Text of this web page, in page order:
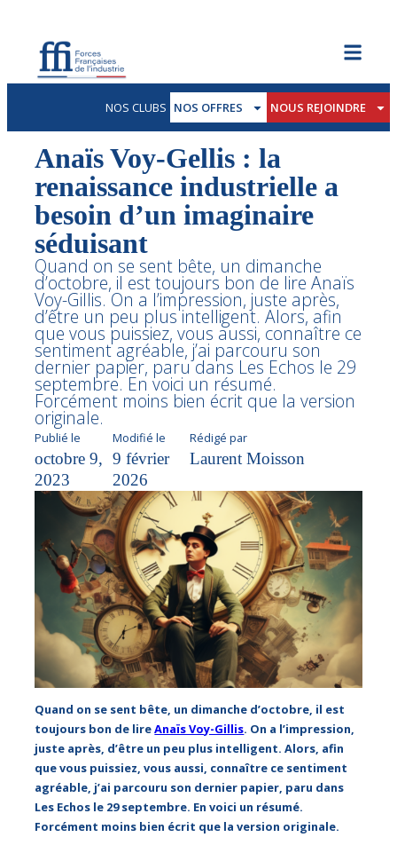
NOS CLUBS NOS OFFRES NOUS REJOINDRE
Anaïs Voy-Gellis : la
renaissance industrielle a
besoin d’un imaginaire
séduisant
Quand on se sent bête, un dimanche
d’octobre, il est toujours bon de lire Anaïs
Voy-Gillis. On a l’impression, juste après,
d’être un peu plus intelligent. Alors, afin
que vous puissiez, vous aussi, connaître ce
sentiment agréable, j’ai parcouru son
dernier papier, paru dans Les Echos le 29
septembre. En voici un résumé.
Forcément moins bien écrit que la version
originale.
Publié le
octobre 9,
2023
Modifié le
9 février
2026
Rédigé par
Laurent Moisson
Quand on se sent bête, un dimanche d’octobre, il est
toujours bon de lireAnaïs Voy-Gillis. On a l’impression,
juste après, d’être un peu plus intelligent. Alors, afin
que vous puissiez, vous aussi, connaître ce sentiment
agréable, j’ai parcouru son dernier papier, paru dans
Les Echos le 29 septembre. En voici un résumé.
Forcément moins bien écrit que la version originale.